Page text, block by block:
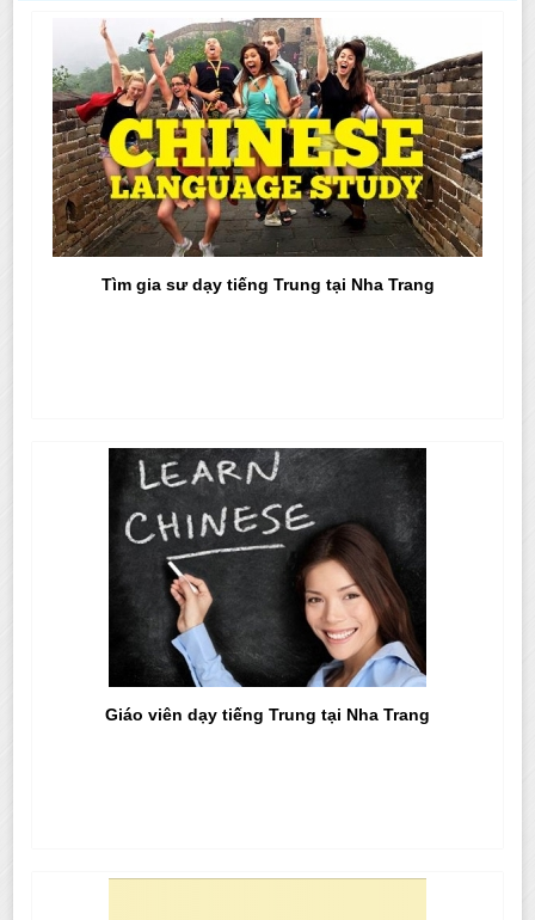
Tìm gia sư dạy tiếng Trung tại Nha Trang
Giáo viên dạy tiếng Trung tại Nha Trang